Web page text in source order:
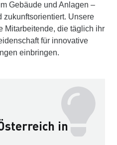
Gebäude und Anlagen –
zukunftsorientiert. Unsere
Mitarbeitende, die täglich ihr
für innovative
einbringen.
in